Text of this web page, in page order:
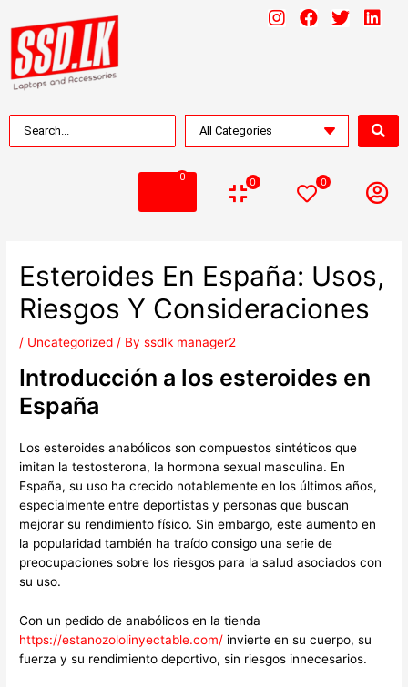
0 0 0
Esteroides En España: Usos,
Riesgos Y Consideraciones
/ Uncategorized / Byssdlk manager2
Introducción a los esteroides en
España
Los esteroides anabólicos son compuestos sintéticos que
imitan la testosterona, la hormona sexual masculina. En
España, su uso ha crecido notablemente en los últimos años,
especialmente entre deportistas y personas que buscan
mejorar su rendimiento físico. Sin embargo, este aumento en
la popularidad también ha traído consigo una serie de
preocupaciones sobre los riesgos para la salud asociados con
su uso.
Con un pedido de anabólicos en la tienda
https://estanozololinyectable.com/ invierte en su cuerpo, su
fuerza y su rendimiento deportivo, sin riesgos innecesarios.